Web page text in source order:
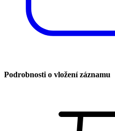
Podrobnosti o vložení záznamu